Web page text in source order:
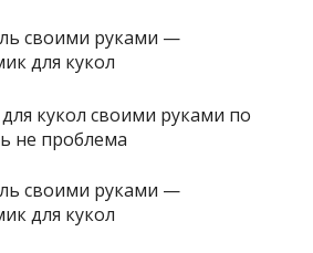
кукол своими руками по
не проблема